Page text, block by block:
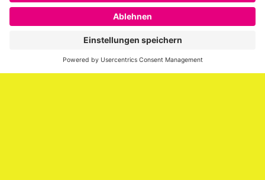
SAATKORN ist der Blog von Gero Hesse. Seit 2009 schreibt
er über die Themen Employer Branding,